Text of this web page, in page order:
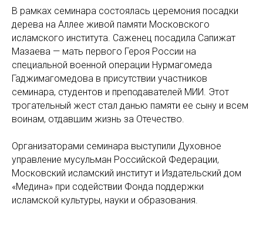
В рамках семинара состоялась церемония посадки
дерева на Аллее живой памяти Московского
исламского института. Саженец посадила Сапижат
Мазаева — мать первого Героя России на
специальной военной операции Нурмагомеда
Гаджимагомедова в присутствии участников
семинара, студентов и преподавателей МИИ. Этот
трогательный жест стал данью памяти ее сыну и всем
воинам, отдавшим жизнь за Отечество.
Организаторами семинара выступили Духовное
управление мусульман Российской Федерации,
Московский исламский институт и Издательский дом
«Медина» при содействии Фонда поддержки
исламской культуры, науки и образования.